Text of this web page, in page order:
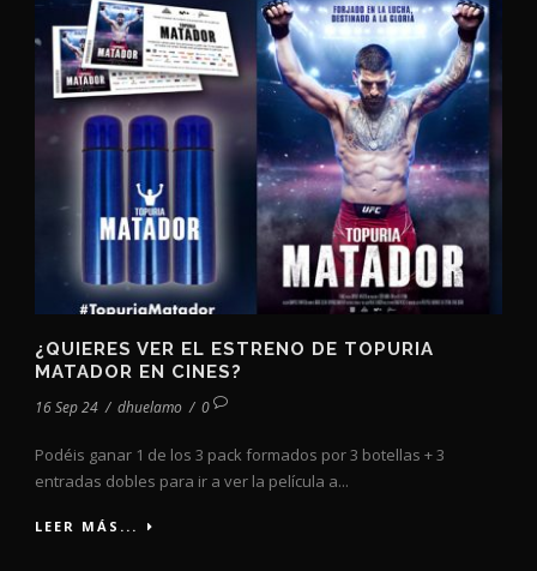
¿QUIERES VER EL ESTRENO DE TOPURIA
MATADOR EN CINES?
16 Sep 24 / dhuelamo / 0
Podéis ganar 1 de los 3 pack formados por 3 botellas + 3
entradas dobles para ir a ver la película a...
LEER MÁS...